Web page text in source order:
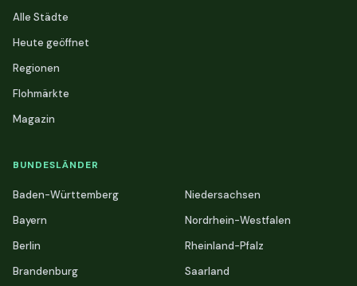
Alle Städte
Heute geöffnet
Regionen
Flohmärkte
Magazin
BUNDESLÄNDER
Baden-Württemberg
Bayern
Berlin
Brandenburg
Niedersachsen
Nordrhein-Westfalen
Rheinland-Pfalz
Saarland